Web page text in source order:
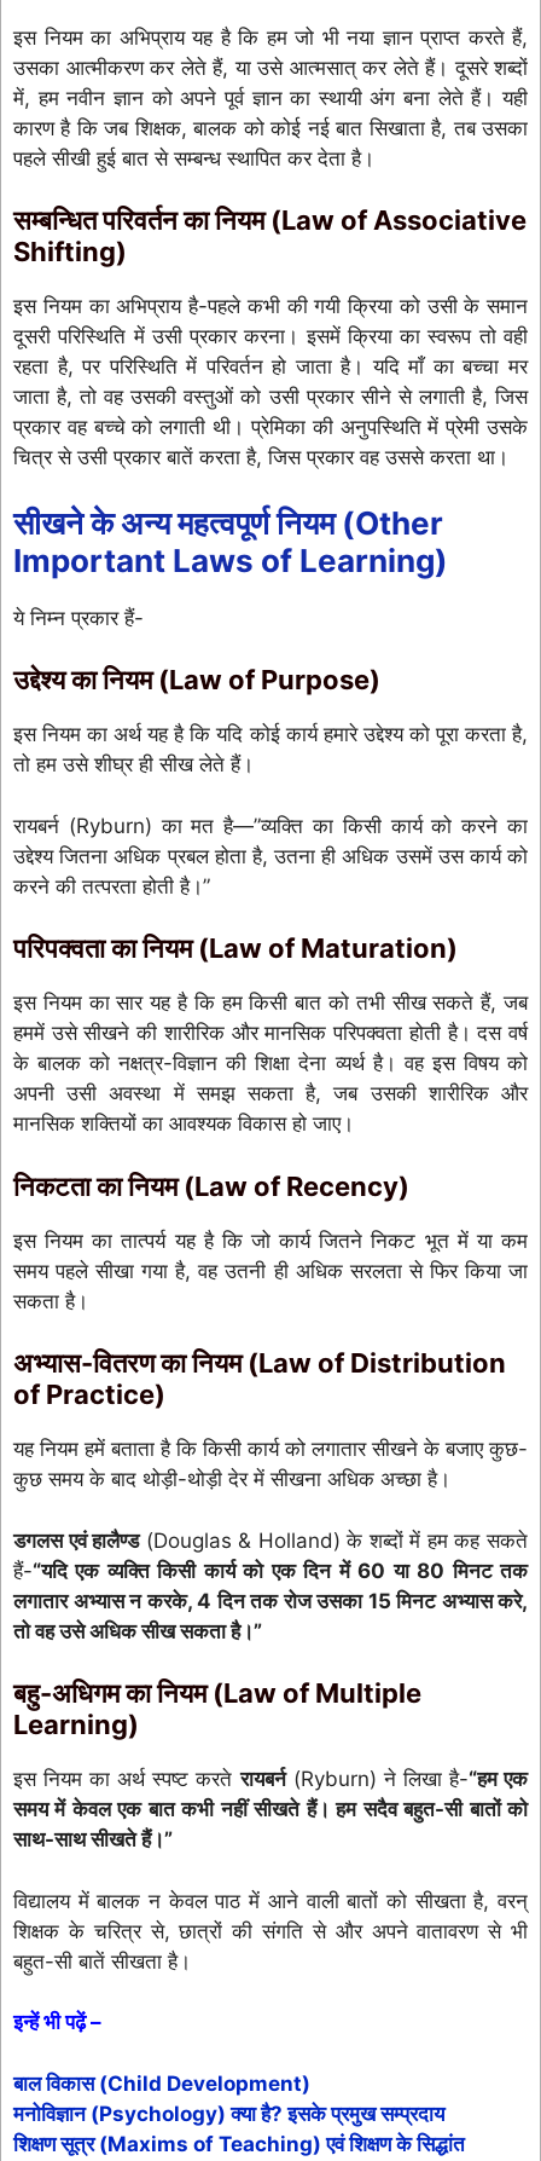
इस नियम का अभिप्राय यह है कि हम जो भी नया ज्ञान प्राप्त करते हैं,
उसका आत्मीकरण कर लेते हैं, या उसे आत्मसात् कर लेते हैं। दूसरे शब्दों
में, हम नवीन ज्ञान को अपने पूर्व ज्ञान का स्थायी अंग बना लेते हैं। यही
कारण है कि जब शिक्षक, बालक को कोई नई बात सिखाता है, तब उसका
पहले सीखी हुई बात से सम्बन्ध स्थापित कर देता है।
सम्बन्धित परिवर्तन का नियम (Law of Associative
Shifting)
इस नियम का अभिप्राय है-पहले कभी की गयी क्रिया को उसी के समान
दूसरी परिस्थिति में उसी प्रकार करना। इसमें क्रिया का स्वरूप तो वही
रहता है, पर परिस्थिति में परिवर्तन हो जाता है। यदि माँ का बच्चा मर
जाता है, तो वह उसकी वस्तुओं को उसी प्रकार सीने से लगाती है, जिस
प्रकार वह बच्चे को लगाती थी। प्रेमिका की अनुपस्थिति में प्रेमी उसके
चित्र से उसी प्रकार बातें करता है, जिस प्रकार वह उससे करता था।
सीखने के अन्य महत्वपूर्ण नियम (Other
Important Laws of Learning)
ये निम्न प्रकार हैं-
उद्देश्य का नियम (Law of Purpose)
इस नियम का अर्थ यह है कि यदि कोई कार्य हमारे उद्देश्य को पूरा करता है,
तो हम उसे शीघ्र ही सीख लेते हैं।
रायबर्न (Ryburn) का मत है—”व्यक्ति का किसी कार्य को करने का
उद्देश्य जितना अधिक प्रबल होता है, उतना ही अधिक उसमें उस कार्य को
करने की तत्परता होती है।”
परिपक्वता का नियम (Law of Maturation)
इस नियम का सार यह है कि हम किसी बात को तभी सीख सकते हैं, जब
हममें उसे सीखने की शारीरिक और मानसिक परिपक्वता होती है। दस वर्ष
के बालक को नक्षत्र-विज्ञान की शिक्षा देना व्यर्थ है। वह इस विषय को
अपनी उसी अवस्था में समझ सकता है, जब उसकी शारीरिक और
मानसिक शक्तियों का आवश्यक विकास हो जाए।
निकटता का नियम (Law of Recency)
इस नियम का तात्पर्य यह है कि जो कार्य जितने निकट भूत में या कम
समय पहले सीखा गया है, वह उतनी ही अधिक सरलता से फिर किया जा
सकता है।
अभ्यास-वितरण का नियम (Law of Distribution
of Practice)
यह नियम हमें बताता है कि किसी कार्य को लगातार सीखने के बजाए कुछ-
कुछ समय के बाद थोड़ी-थोड़ी देर में सीखना अधिक अच्छा है।
डगलस एवं हालैण्ड(Douglas & Holland) के शब्दों में हम कह सकते
हैं-“यदि एक व्यक्ति किसी कार्य को एक दिन में 60 या 80 मिनट तक
लगातार अभ्यास न करके, 4 दिन तक रोज उसका 15 मिनट अभ्यास करे,
तो वह उसे अधिक सीख सकता है।”
बहु-अधिगम का नियम (Law of Multiple
Learning)
इस नियम का अर्थ स्पष्ट करतेरायबर्न(Ryburn) ने लिखा है-“हम एक
समय में केवल एक बात कभी नहीं सीखते हैं। हम सदैव बहुत-सी बातों को
साथ-साथ सीखते हैं।”
विद्यालय में बालक न केवल पाठ में आने वाली बातों को सीखता है, वरन्
शिक्षक के चरित्र से, छात्रों की संगति से और अपने वातावरण से भी
बहुत-सी बातें सीखता है।
इन्हें भी पढ़ें –
बाल विकास (Child Development)
मनोविज्ञान (Psychology) क्या है? इसके प्रमुख सम्प्रदाय
शिक्षण सूत्र (Maxims of Teaching) एवं शिक्षण के सिद्धांत